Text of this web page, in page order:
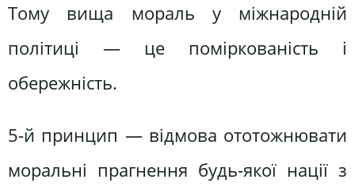
Тому вища мораль у міжнародній
політиці — це поміркованість і
обережність.
5-й принцип — відмова ототожнювати
моральні прагнення будь-якої нації з